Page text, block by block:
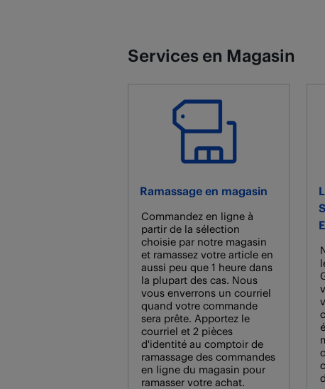
Services en Magasin
Ramassage en magasin
Commandez en ligne à
partir de la sélection
choisie par notre magasin
et ramassez votre article en
aussi peu que 1 heure dans
la plupart des cas. Nous
vous enverrons un courriel
quand votre commande
sera prête. Apportez le
courriel et 2 pièces
d'identité au comptoir de
ramassage des commandes
en ligne du magasin pour
ramasser votre achat.